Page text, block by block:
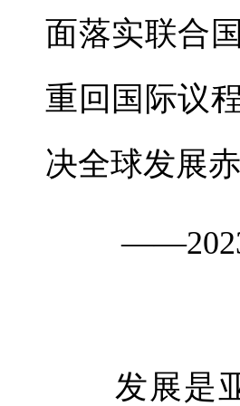
面落实联合
重回国际议
决全球发展赤
——2023年
发展是亚